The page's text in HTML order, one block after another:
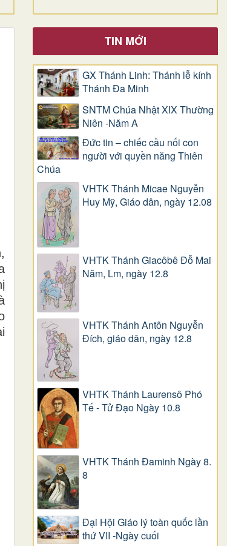
TIN MỚI
GX Thánh Linh: Thánh lễ kính
Thánh Đa Minh
SNTM Chúa Nhật XIX Thường
Niên -Năm A
Đức tin – chiếc cầu nối con
người với quyền năng Thiên
Chúa
VHTK Thánh Micae Nguyễn
Huy Mỹ, Giáo dân, ngày 12.08
VHTK Thánh Giacôbê Ðỗ Mai
Năm, Lm, ngày 12.8
VHTK Thánh Antôn Nguyễn
Ðích, giáo dân, ngày 12.8
VHTK Thánh Laurensô Phó
Tế - Tử Đạo Ngày 10.8
VHTK Thánh Đaminh Ngày 8.
8
Đại Hội Giáo lý toàn quốc lần
thứ VII -Ngày cuối